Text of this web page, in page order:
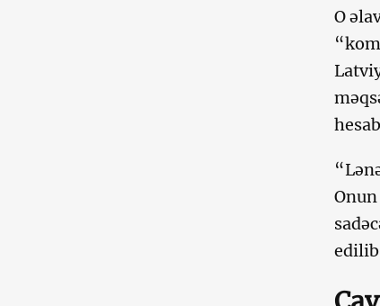
O